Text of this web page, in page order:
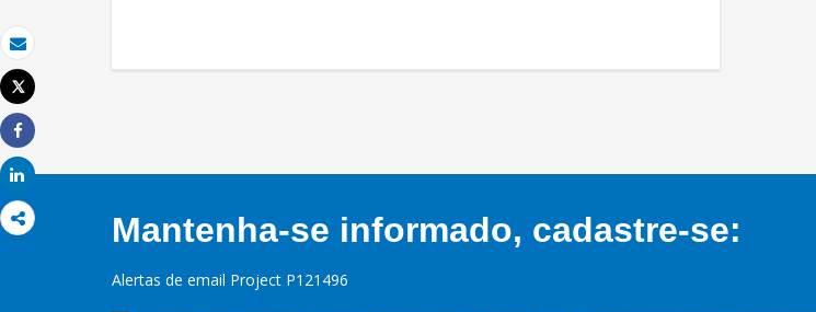
Email
Imprimir
Tweet
Share
Share
Mantenha-se informado, cadastre-se:
Alertas de email Project P121496